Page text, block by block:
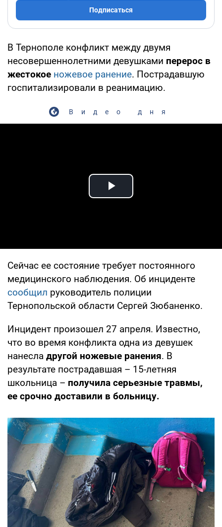
Подписаться
В Тернополе конфликт между двумя
несовершеннолетними девушками перерос в
жестокое ножевое ранение. Пострадавшую
госпитализировали в реанимацию.
Видео дня
Play Video
Сейчас ее состояние требует постоянного
медицинского наблюдения. Об инциденте
сообщил руководитель полиции
Тернопольской области Сергей Зюбаненко.
Инцидент произошел 27 апреля. Известно,
что во время конфликта одна из девушек
нанесла другой ножевые ранения. В
результате пострадавшая – 15-летняя
школьница – получила серьезные травмы,
ее срочно доставили в больницу.